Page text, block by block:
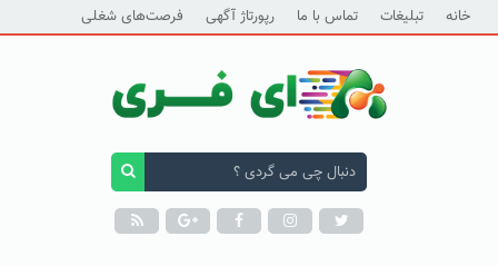
خانه تبلیغات تماس با ما رپورتاژ آگهی فرصت‌های شغلی